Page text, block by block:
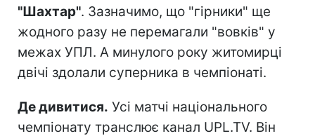
"Шахтар". Зазначимо, що "гірники" ще
жодного разу не перемагали "вовків" у
межах УПЛ. А минулого року житомирці
двічі здолали суперника в чемпіонаті.
Де дивитися. Усі матчі національного
чемпіонату транслює канал UPL.TV. Він